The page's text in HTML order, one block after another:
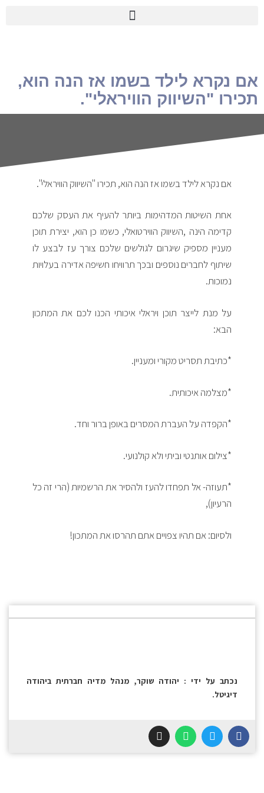
אם נקרא לילד בשמו אז הנה הוא,
תכירו "השיווק הוויראלי".
אם נקרא לילד בשמו אז הנה הוא, תכירו "השיווק הוויראלי".
אחת השיטות המדהימות ביותר להעיף את העסק שלכם
קדימה הינה ,השיווק הווירטואלי, כשמו כן הוא, יצירת תוכן
מעניין מספיק שיגרום לגולשים שלכם צורך עז לבצע לו
שיתוף לחברים נוספים ובכך תרוויחו חשיפה אדירה בעלויות
נמוכות.
על מנת לייצר תוכן ויראלי איכותי הכנו לכם את המתכון
הבא:
*כתיבת תסריט מקורי ומעניין.
*מצלמה איכותית.
*הקפדה על העברת המסרים באופן ברור וחד.
*צילום אותנטי וביתי ולא קולנועי.
*תעוזה- אל תפחדו להעז ולהסיר את הרשמיות (הרי זה כל
הרעיון),
ולסיום: אם תהיו צפויים אתם תהרסו את המתכון!
נכתב על ידי : יהודה שוקר, מנהל מדיה חברתית ביהודה
דיגיטל.